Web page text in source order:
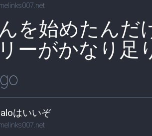
を始めたんだ
ーがかなり足
はいいぞ